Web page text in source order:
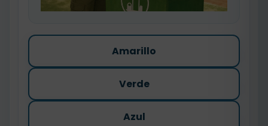
Amarillo
Verde
Azul